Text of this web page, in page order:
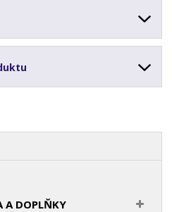
A DOPLŇKY